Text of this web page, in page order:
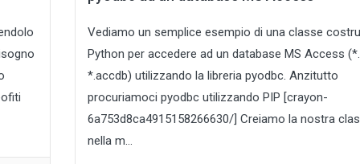
Vediamo un semplice esempio di una classe
Python per accedere ad un database MS Access
*.accdb) utilizzando la libreria pyodbc. Anzitutto
procuriamoci pyodbc utilizzando PIP [crayon-
6a753d8ca4915158266630/] Creiamo la nostra
nella m...